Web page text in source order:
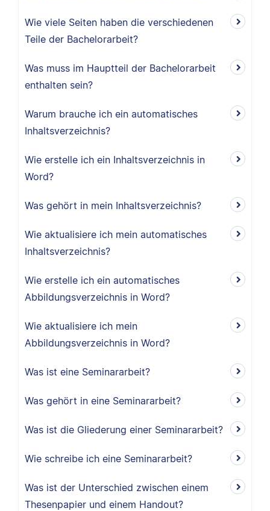
Wie viele Seiten haben die verschiedenen
Teile der Bachelorarbeit?
Was muss im Hauptteil der Bachelorarbeit
enthalten sein?
Warum brauche ich ein automatisches
Inhaltsverzeichnis?
Wie erstelle ich ein Inhaltsverzeichnis in
Word?
Was gehört in mein Inhaltsverzeichnis?
Wie aktualisiere ich mein automatisches
Inhaltsverzeichnis?
Wie erstelle ich ein automatisches
Abbildungsverzeichnis in Word?
Wie aktualisiere ich mein
Abbildungsverzeichnis in Word?
Was ist eine Seminararbeit?
Was gehört in eine Seminararbeit?
Was ist die Gliederung einer Seminararbeit?
Wie schreibe ich eine Seminararbeit?
Was ist der Unterschied zwischen einem
Thesenpapier und einem Handout?